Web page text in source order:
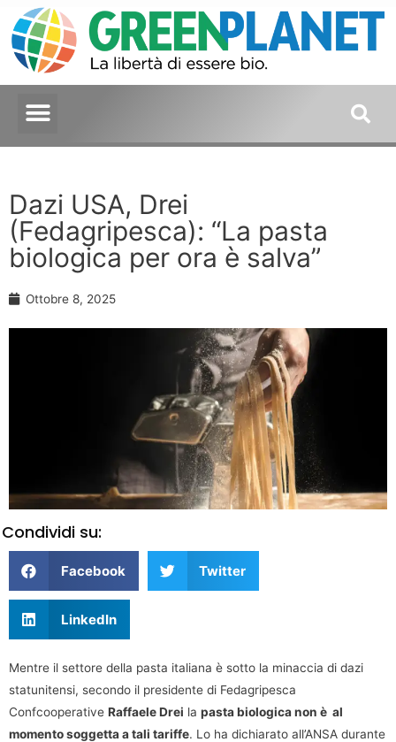
Dazi USA, Drei
(Fedagripesca): “La pasta
biologica per ora è salva”
Ottobre 8, 2025
Condividi su:
Facebook Twitter
LinkedIn
Mentre il settore della pasta italiana è sotto la minaccia di dazi
statunitensi, secondo il presidente di Fedagripesca
Confcooperative Raffaele Drei la pasta biologica non è al
momento soggetta a tali tariffe. Lo ha dichiarato all’ANSA durante